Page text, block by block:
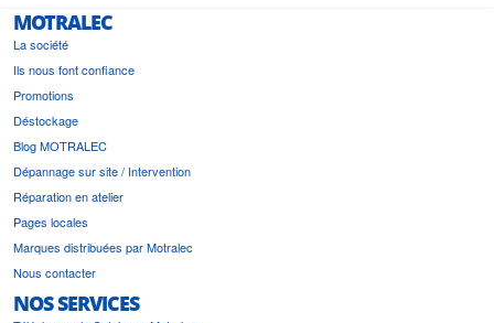
MOTRALEC
La société
Ils nous font confiance
Promotions
Déstockage
Blog MOTRALEC
Dépannage sur site / Intervention
Réparation en atelier
Pages locales
Marques distribuées par Motralec
Nous contacter
NOS SERVICES